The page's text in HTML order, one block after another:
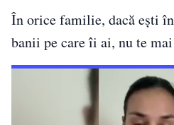
În orice familie, dacă ești
banii pe care îi ai, nu te